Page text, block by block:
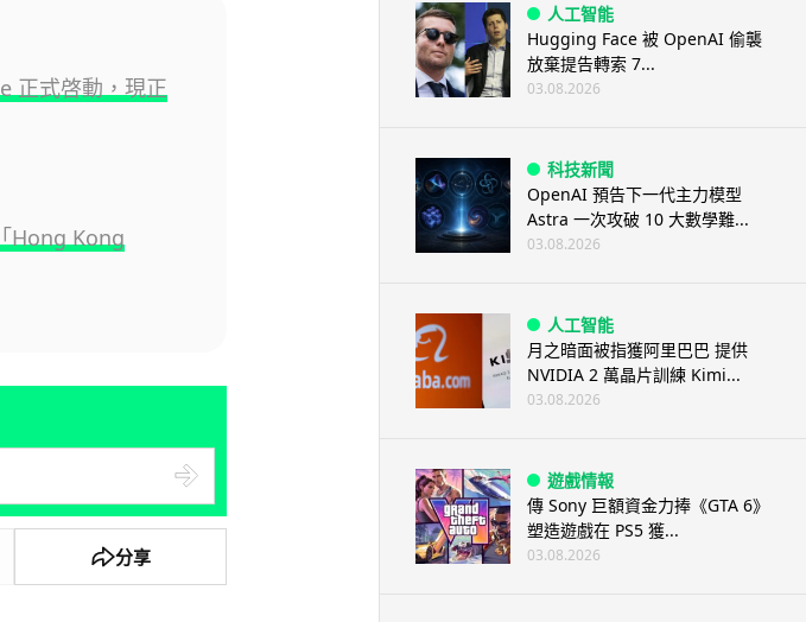
正式啓動，現正
Hong Kong
分享
人工智能
Hugging Face 被 OpenAI 偷襲
放棄提告轉索 7...
03.08.2026
科技新聞
OpenAI 預告下一代主力模型
Astra 一次攻破 10 大數學難...
03.08.2026
人工智能
月之暗面被指獲阿里巴巴 提供
NVIDIA 2 萬晶片訓練 Kimi...
03.08.2026
遊戲情報
傳 Sony 巨額資金力捧《GTA 6》
塑造遊戲在 PS5 獲...
03.08.2026